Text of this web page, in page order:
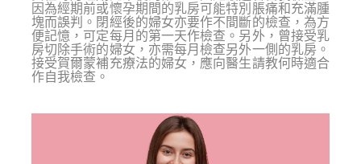
因為經期前或懷孕期間的乳房可能特別脹痛和充滿腫
塊而誤判。閉經後的婦女亦要作不間斷的檢查，為方
便記憶，可定每月的第一天作檢查。另外，曾接受乳
房切除手術的婦女，亦需每月檢查另外一側的乳房。
接受賀爾蒙補充療法的婦女，應向醫生請教何時適合
作自我檢查。